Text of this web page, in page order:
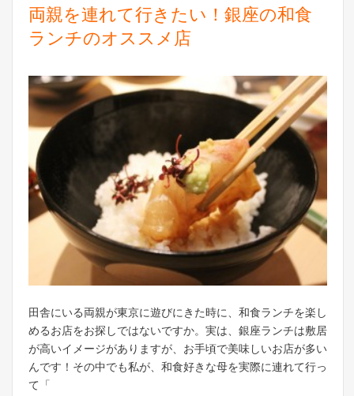
両親を連れて行きたい！銀座の和食
ランチのオススメ店
田舎にいる両親が東京に遊びにきた時に、和食ランチを楽し
めるお店をお探しではないですか。実は、銀座ランチは敷居
が高いイメージがありますが、お手頃で美味しいお店が多い
んです！その中でも私が、和食好きな母を実際に連れて行っ
て「